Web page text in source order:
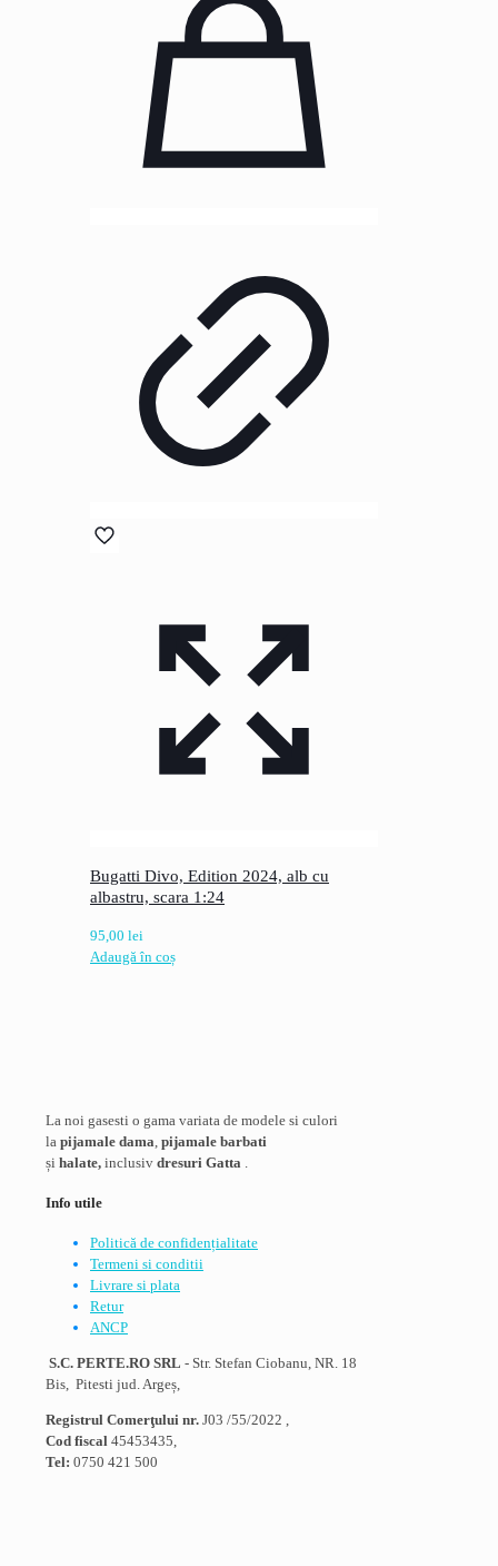
Bugatti Divo, Edition 2024, alb cu
albastru, scara 1:24
95,00 lei
Adaugă în coș
La noi gasesti o gama variata de modele si culori
la pijamale dama pijamale barbati
și halate, inclusiv dresuri Gatta
Info utile
Politică de confidențialitate
Termeni si conditii
Livrare si plata
Retur
ANCP
S.C. PERTE.RO SRL - Str. Stefan Ciobanu, NR. 18
Bis, Pitesti jud. Argeș,
Registrul Comerţului nr. J03 /55/2022 ,
Cod fiscal 45453435,
Tel: 0750 421 500